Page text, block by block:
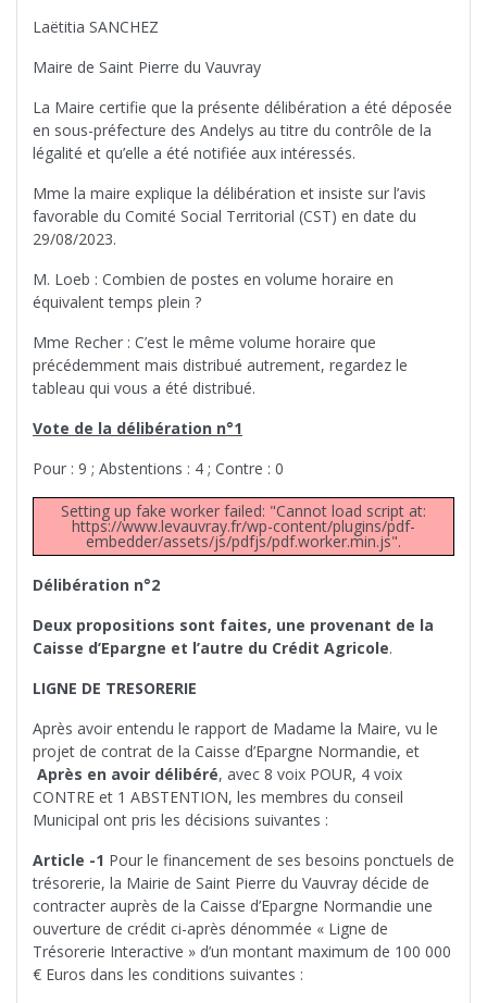
Laëtitia SANCHEZ
Maire de Saint Pierre du Vauvray
La Maire certifie que la présente délibération a été déposée
en sous-préfecture des Andelys au titre du contrôle de la
légalité et qu’elle a été notifiée aux intéressés.
Mme la maire explique la délibération et insiste sur l’avis
favorable du Comité Social Territorial (CST) en date du
29/08/2023.
M. Loeb : Combien de postes en volume horaire en
équivalent temps plein ?
Mme Recher : C’est le même volume horaire que
précédemment mais distribué autrement, regardez le
tableau qui vous a été distribué.
Vote de la délibération n°1
Pour : 9 ; Abstentions : 4 ; Contre : 0
Setting up fake worker failed: "Cannot load script at:
https://www.levauvray.fr/wp-content/plugins/pdf-
embedder/assets/js/pdfjs/pdf.worker.min.js".
Délibération n°2
Deux propositions sont faites, une provenant de la
Caisse d’Epargne et l’autre du Crédit Agricole.
LIGNE DE TRESORERIE
Après avoir entendu le rapport de Madame la Maire, vu le
projet de contrat de la Caisse d’Epargne Normandie, et
Après en avoir délibéré, avec 8 voix POUR, 4 voix
CONTRE et 1 ABSTENTION, les membres du conseil
Municipal ont pris les décisions suivantes :
Article -1 Pour le financement de ses besoins ponctuels de
trésorerie, la Mairie de Saint Pierre du Vauvray décide de
contracter auprès de la Caisse d’Epargne Normandie une
ouverture de crédit ci-après dénommée « Ligne de
Trésorerie Interactive » d’un montant maximum de 100 000
€ Euros dans les conditions suivantes :